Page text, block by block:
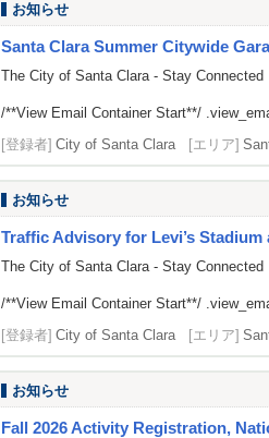
お知らせ
Santa Clara Summer Citywide
The City of Santa Clara - Stay Connected
/**View Email Container Start**/
[登録者] City of Santa Clara [エリア]
お知らせ
Traffic Advisory for Levi’s
The City of Santa Clara - Stay Connected
/**View Email Container Start**/
[登録者] City of Santa Clara [エリア]
お知らせ
Fall 2026 Activity Registration,